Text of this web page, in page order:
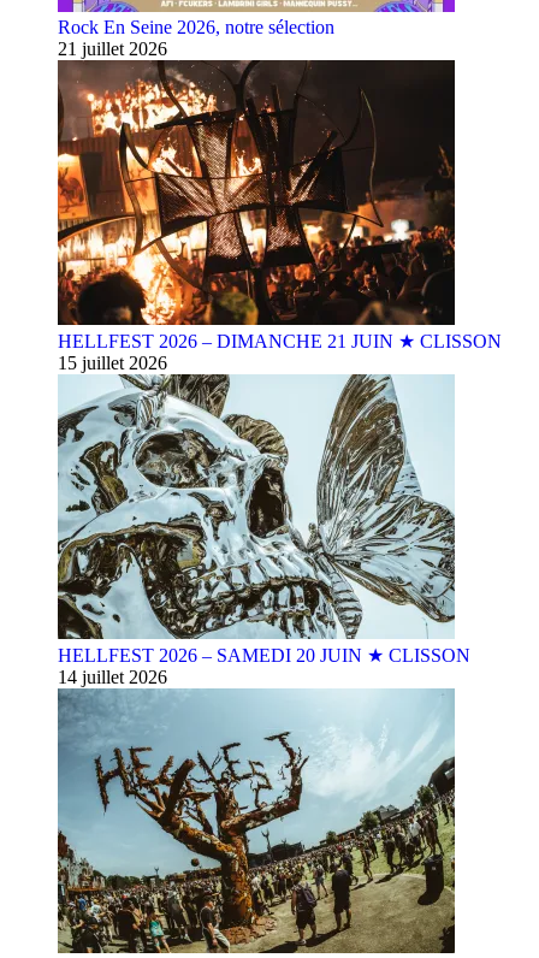
Rock En Seine 2026, notre sélection
21 juillet 2026
HELLFEST 2026 – DIMANCHE 21 JUIN ★ CLISSON
15 juillet 2026
HELLFEST 2026 – SAMEDI 20 JUIN ★ CLISSON
14 juillet 2026